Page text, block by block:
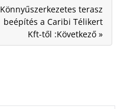
Könnyűszerkezetes terasz
beépítés a Caribi Télikert
Kft-től :Következő »